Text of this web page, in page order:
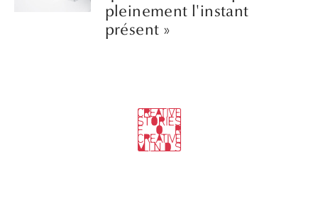
pleinement l'instant
présent »